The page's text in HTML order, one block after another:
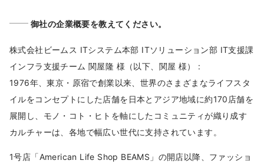
御社の企業概要を教えてください。
株式会社ビームス ITシステム本部 ITソリューション部 IT支援課
インフラ支援チーム 関屋隆 様（以下、関屋 様） :
1976年、東京・原宿で創業以来、世界のさまざまなライフスタ
イルをコンセプトにした店舗を日本とアジア地域に約170店舗を
展開し、モノ・コト・ヒトを軸にしたコミュニティが織り成す
カルチャーは、各地で幅広い世代に支持されています。
1号店「American Life Shop BEAMS」の開店以降、ファッショ